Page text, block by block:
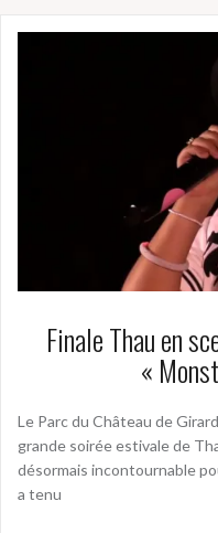
Finale Thau en
«
Le Parc du Château de
grande soirée estivale de
désormais incontournable
a tenu